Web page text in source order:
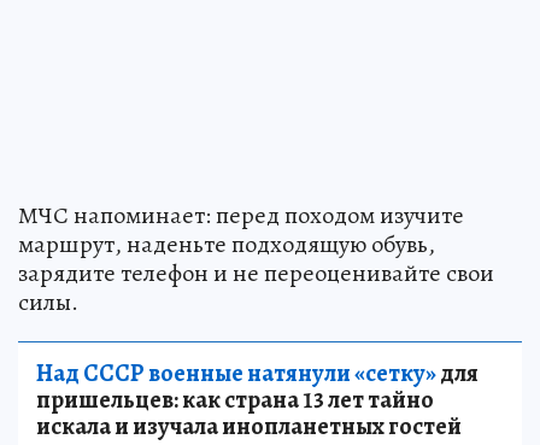
МЧС напоминает: перед походом изучите
маршрут, наденьте подходящую обувь,
зарядите телефон и не переоценивайте свои
силы.
Над СССР военные натянули «сетку»для
пришельцев: как страна 13 лет тайно
искала и изучала инопланетных гостей